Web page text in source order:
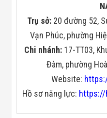
Trụ sở: 20 đường 52,
Vạn Phúc, phường
Chi nhánh:17-TT03,
Đàm, phường
Website:
Hồ sơ năng lực: https://